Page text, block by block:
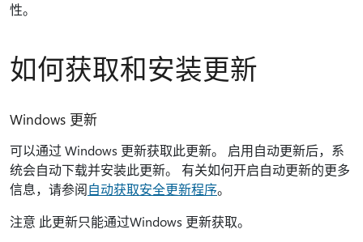
性。
如何获取和安装更新
Windows 更新
可以通过 Windows 更新获取此更新。 启用自动更新后，系
统会自动下载并安装此更新。 有关如何开启自动更新的更多
信息，请参阅自动获取安全更新程序。
注意 此更新只能通过Windows 更新获取。